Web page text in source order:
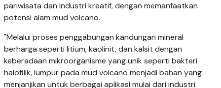
pariwisata dan industri kreatif, dengan memanfaatkan
potensi alam mud volcano.
"Melalui proses penggabungan kandungan mineral
berharga seperti litium, kaolinit, dan kalsit dengan
keberadaan mikroorganisme yang unik seperti bakteri
halofilik, lumpur pada mud volcano menjadi bahan yang
menjanjikan untuk berbagai aplikasi mulai dari industri